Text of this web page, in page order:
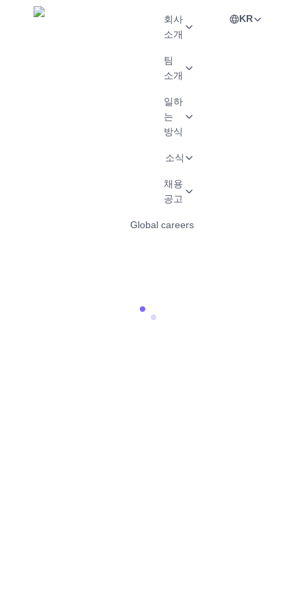
회사
소개
팀
소개
일하
는
방식
소식
채용
공고
Global careers
KR